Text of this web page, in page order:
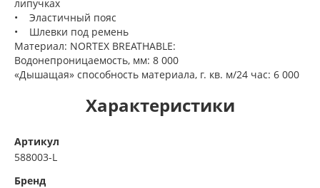
липучках
• Эластичный пояс
• Шлевки под ремень
Материал: NORTEX BREATHABLE:
Водонепроницаемость, мм: 8 000
«Дышащая» способность материала, г. кв. м/24 час: 6 000
Характеристики
Артикул
588003-L
Бренд